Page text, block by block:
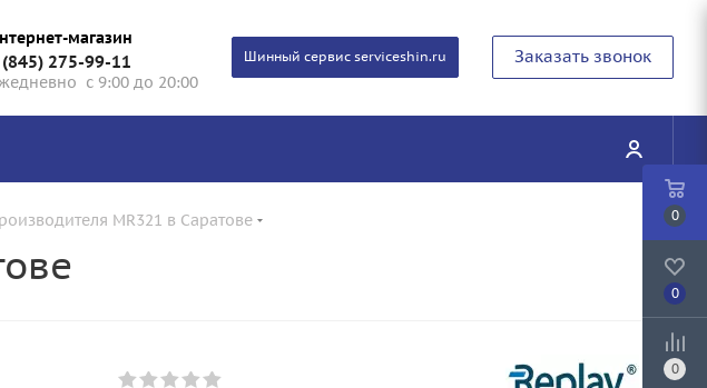
магазин
275-99-11
с 9:00 до 20:00
Шинный сервис serviceshin.ru Заказать звонок
MR321 в Саратове 0
0
0